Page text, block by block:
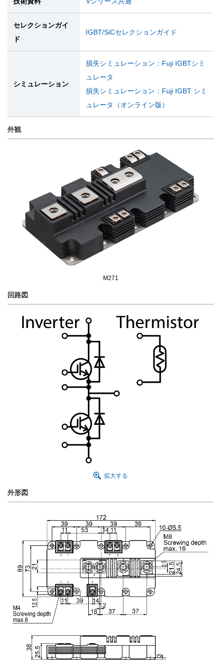
セレクションガイ
ド
IGBT/SiCセレクションガイド
シミュレーション
損失シミュレーション：Fuji IGBTシミ
ュレータ
損失シミュレーション：Fuji IGBT シミ
ュレータ（オンライン版）
外観
M271
回路図
拡大する
外形図